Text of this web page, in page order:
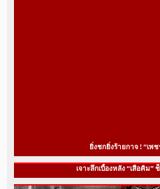
ยิ่งชกยิ่งร้ายกาจ ! “เพ
เจาะลึกเบื้องหลัง “เสือคิม